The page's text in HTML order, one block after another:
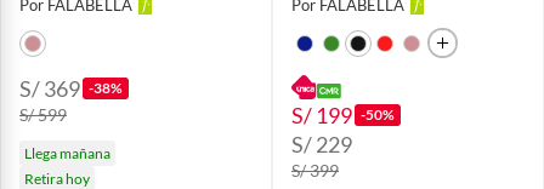
Por FALABELLA
S/ 369 -38%
S/ 599
Llega mañana
Retira hoy
Por FALABELLA
S/ 199 -50%
S/ 229
S/ 399